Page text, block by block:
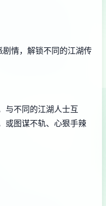
情，解锁不同的江湖传
不同的江湖人士互
或图谋不轨、心狠手辣